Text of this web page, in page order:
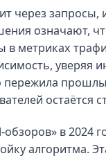
через
означают,
метриках
уверяя
остаётся
в 2024
алгоритма.